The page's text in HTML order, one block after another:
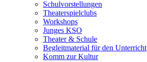
Schulvorstellungen
Theaterspielclubs
Workshops
Junges KSO
Theater & Schule
Begleitmaterial für den Unterricht
Komm zur Kultur